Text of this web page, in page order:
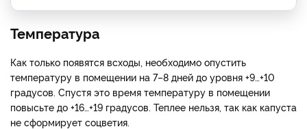
Температура
Как только появятся всходы, необходимо опустить
температуру в помещении на 7–8 дней до уровня +9…+10
градусов. Спустя это время температуру в помещении
повысьте до +16…+19 градусов. Теплее нельзя, так как капуста
не сформирует соцветия.